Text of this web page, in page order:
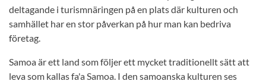
deltagande i turismnäringen på en plats där kulturen och
samhället har en stor påverkan på hur man kan bedriva
företag.
Samoa är ett land som följer ett mycket traditionellt sätt att
leva som kallas fa'a Samoa. I den samoanska kulturen ses